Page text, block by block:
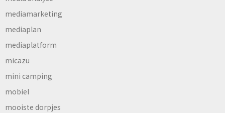
mediamarketing
mediaplan
mediaplatform
micazu
mini camping
mobiel
mooiste dorpjes